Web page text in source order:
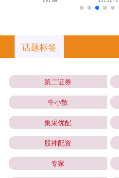
话题标签
第二证券
牛小散
集采优配
股神配资
专家